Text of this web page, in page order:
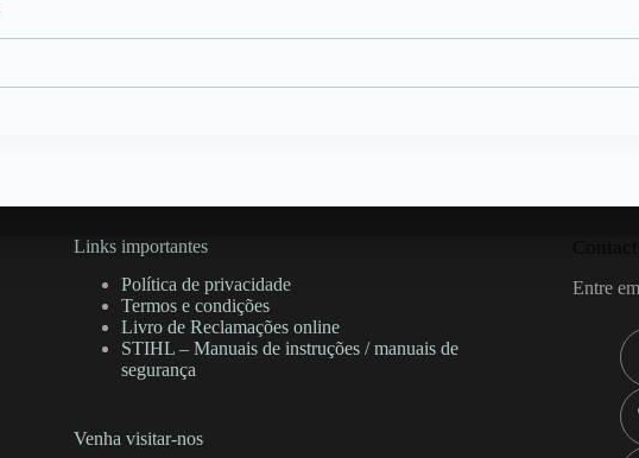
Links importantes
Política de privacidade
Termos e condições
Livro de Reclamações online
STIHL – Manuais de instruções / manuais de
segurança
Venha visitar-nos
Entre